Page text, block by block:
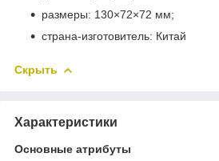
размеры: 130×72×72 мм;
страна-изготовитель: Китай
Скрыть
Характеристики
Основные атрибуты